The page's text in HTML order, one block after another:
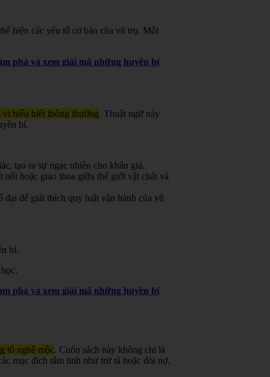
hiện các yếu tố cơ bản của vũ trụ. Mỗi
phá và xem giải mã những huyền bí
vi hiểu biết thông thường. Thuật ngữ này
bí.
tạo ra sự ngạc nhiên cho khán giả.
hoặc giao thoa giữa thế giới vật chất và
để giải thích quy luật vận hành của vũ
bí.
phá và xem giải mã những huyền bí
tổ nghề mộc. Cuốn sách này không chỉ là
mục đích tâm linh như trừ tà hoặc đòi nợ.